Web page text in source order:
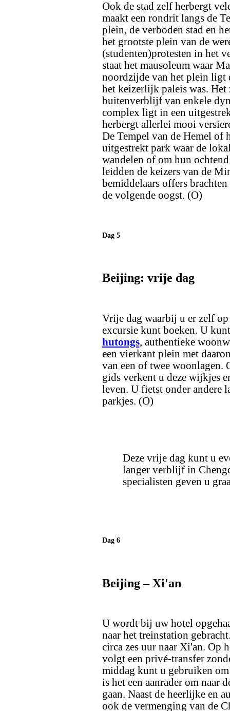
Ook de stad zelf herbergt
maakt een rondrit langs de
plein, de verboden stad en
het grootste plein van de
(studenten)protesten in het
staat het mausoleum waar
noordzijde van het plein ligt
het keizerlijk paleis was. Het
buitenverblijf van enkele
complex ligt in een
herbergt allerlei mooi
De Tempel van de Hemel of
uitgestrekt park waar de
wandelen of om hun
leidden de keizers van de
bemiddelaars offers
de volgende oogst. (O)
Dag 5
Beijing: vrije dag
Vrije dag waarbij u er zelf
excursie kunt boeken. U
hutongs, authentieke
een vierkant plein met
van een of twee woonlagen.
gids verkent u deze wijkjes
leven. U fietst onder andere
parkjes. (O)
Deze vrije dag kunt u
langer verblijf in
specialisten geven u
Dag 6
Beijing – Xi'an
U wordt bij uw hotel
naar het treinstation
circa zes uur naar Xi'an. Op
volgt een privé-transfer
middag kunt u gebruiken
is het een aanrader om naar
gaan. Naast de heerlijke en
ook de vermenging van de